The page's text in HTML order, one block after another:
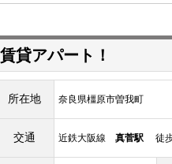
貸アパート！
所在地 奈良県橿原市曽我町
交通 近鉄大阪線 真菅駅 徒